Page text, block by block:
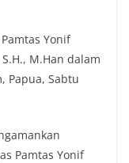
Yonif
M.Han dalam
Papua, Sabtu
Pamtas Yonif